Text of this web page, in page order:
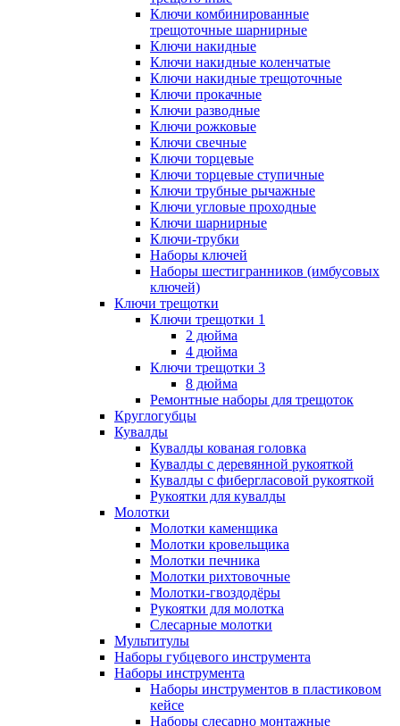
Ключи комбинированные
трещоточные шарнирные
Ключи накидные
Ключи накидные коленчатые
Ключи накидные трещоточные
Ключи прокачные
Ключи разводные
Ключи рожковые
Ключи свечные
Ключи торцевые
Ключи торцевые ступичные
Ключи трубные рычажные
Ключи угловые проходные
Ключи шарнирные
Ключи-трубки
Наборы ключей
Наборы шестигранников (имбусовых
ключей)
Ключи трещотки
Ключи трещотки 1
2 дюйма
4 дюйма
Ключи трещотки 3
8 дюйма
Ремонтные наборы для трещоток
Круглогубцы
Кувалды
Кувалды кованая головка
Кувалды с деревянной рукояткой
Кувалды с фибергласовой рукояткой
Рукоятки для кувалды
Молотки
Молотки каменщика
Молотки кровельщика
Молотки печника
Молотки рихтовочные
Молотки-гвоздодёры
Рукоятки для молотка
Слесарные молотки
Мультитулы
Наборы губцевого инструмента
Наборы инструмента
Наборы инструментов в пластиковом
кейсе
Наборы слесарно монтажные